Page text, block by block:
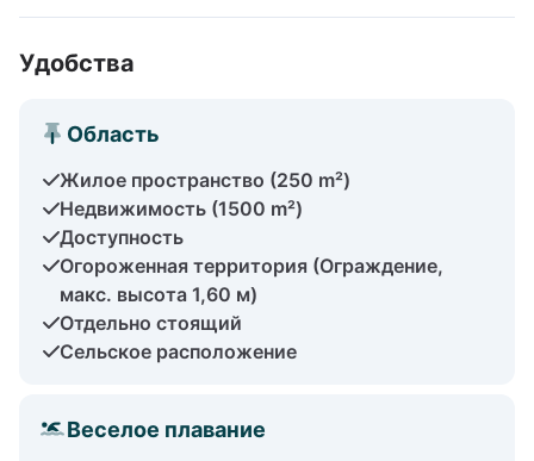
Удобства
Область
Жилое пространство (250 m²)
Недвижимость (1500 m²)
Доступность
Огороженная территория (Ограждение,
макс. высота 1,60 м)
Отдельно стоящий
Сельское расположение
Веселое плавание